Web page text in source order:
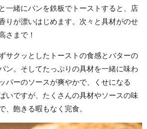
一緒にパンを鉄板でトーストすると、店
りが漂いはじめます。次々と具材がのせ
さまで！
サクッとしたトーストの食感とバターの
ン。そしてたっぷりの具材を一緒に味わ
パーのソースが爽やかで、くせになる
いですが、たくさんの具材やソースの味
、飽きる暇もなく完食。